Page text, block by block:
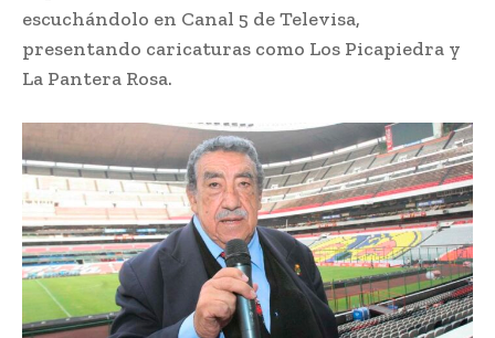
escuchándolo en Canal 5 de Televisa,
presentando caricaturas como Los Picapiedra y
La Pantera Rosa.